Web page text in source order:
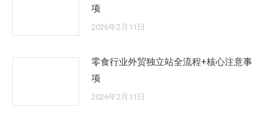
项
2026年2月11日
零食行业外贸独立站全流程+核心注意事
项
2026年2月11日